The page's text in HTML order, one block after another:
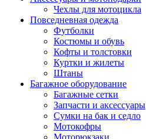
Чехлы для мотоцикла
Повседневная одежда
Футболки
Костюмы и обувь
Кофты и толстовки
Куртки и жилеты
Штаны
Багажное оборудование
Багажные сетки
Запчасти и аксессуары
Сумки на бак и седло
Мотокофры
Моторюкзаки